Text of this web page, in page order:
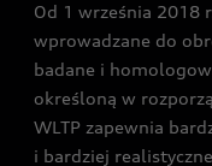
Audi exclusive
Od 1 września 2018
wprowadzane do
badane i
określoną w
WLTP zapewnia
i bardziej